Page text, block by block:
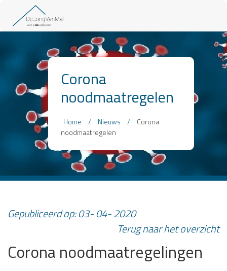
Corona
noodmaatregelen
Home / Nieuws /
Corona
noodmaatregelen
Gepubliceerd op:03-04-2020
Terug naar het overzicht
Corona noodmaatregelingen